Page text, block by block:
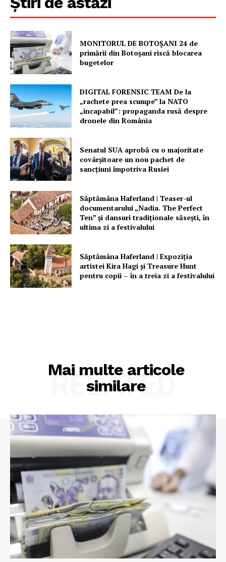
MONITORUL DE BOTOȘANI 24 de
primării din Botoșani riscă blocarea
bugetelor
DIGITAL FORENSIC TEAM De la
„rachete prea scumpe” la NATO
„incapabil”: propaganda rusă despre
dronele din România
Senatul SUA aprobă cu o majoritate
covârșitoare un nou pachet de
sancțiuni împotriva Rusiei
Săptămâna Haferland | Teaser-ul
documentarului „Nadia. The Perfect
Ten” şi dansuri tradiţionale săseşti, în
ultima zi a festivalului
Săptămâna Haferland | Expoziţia
artistei Kira Hagi şi Treasure Hunt
pentru copii – în a treia zi a festivalului
Mai multe articole
similare
RELATED